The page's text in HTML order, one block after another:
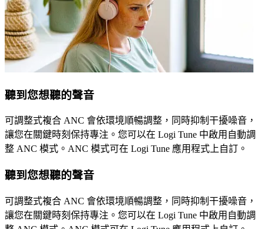
聽到您想聽的聲音
可調整式複合 ANC 會依環境順暢調整，同時抑制干擾噪音，
讓您在關鍵時刻保持專注。您可以在 Logi Tune 中啟用自動調
整 ANC 模式。ANC 模式可在 Logi Tune 應用程式上自訂。
聽到您想聽的聲音
可調整式複合 ANC 會依環境順暢調整，同時抑制干擾噪音，
讓您在關鍵時刻保持專注。您可以在 Logi Tune 中啟用自動調